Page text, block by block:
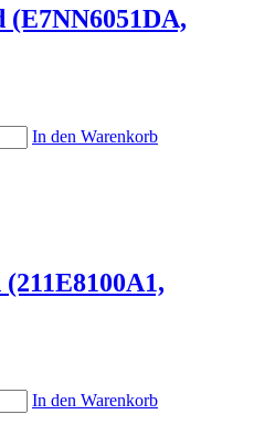
In den Warenkorb
In den Warenkorb